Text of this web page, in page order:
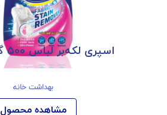
اسپری لکه‌بر لباس ۵۰۰ گرمی اکتیو
بهداشت خانه
مشاهده محصول